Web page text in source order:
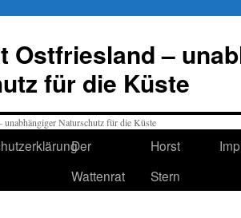
Ostfriesland –
für die Küste
Der
Wattenrat
Horst
Stern